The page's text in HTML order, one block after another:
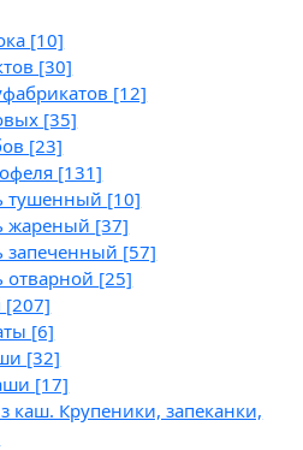
[10]
[30]
[12]
[35]
[23]
[131]
тушенный [10]
жареный [37]
запеченный [57]
отварной [25]
[207]
[6]
[32]
[17]
каш. Крупеники, запеканки,